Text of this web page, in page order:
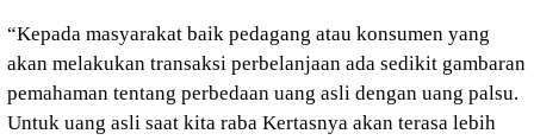
“Kepada masyarakat baik pedagang atau konsumen yang
akan melakukan transaksi perbelanjaan ada sedikit gambaran
pemahaman tentang perbedaan uang asli dengan uang palsu.
Untuk uang asli saat kita raba Kertasnya akan terasa lebih